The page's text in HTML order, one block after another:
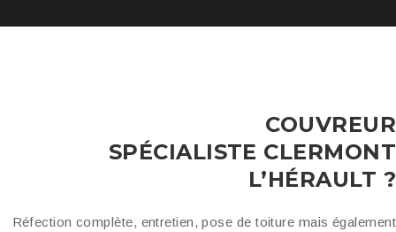
COUVREUR
SPÉCIALISTE CLERMONT
L’HÉRAULT ?
Réfection complète, entretien, pose de toiture mais également